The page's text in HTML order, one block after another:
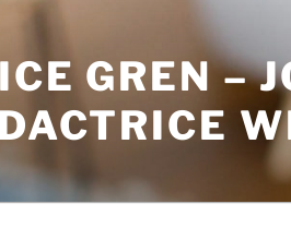
GREN –